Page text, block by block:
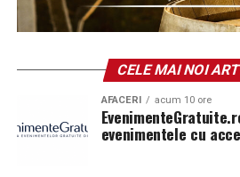
referendumuri, pe 10 septembrie
anexarea la Spania. De altfel ziua
devenit şi sărbătoarea națională a
aprilie 1985 s-a deschis graniţa
* Cu 164 de ani în urmă (1862),
CELE MAI NOI
AFACERI acum 10 ore
evenimentele cu